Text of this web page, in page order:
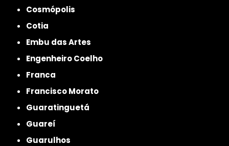
Cosmópolis
Cotia
Embu das Artes
Engenheiro Coelho
Franca
Francisco Morato
Guaratinguetá
Guareí
Guarulhos